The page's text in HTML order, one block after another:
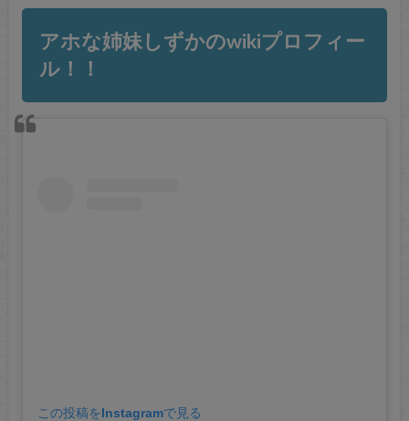
アホな姉妹しずかのwikiプロフィー
ル！！
この投稿をInstagramで見る